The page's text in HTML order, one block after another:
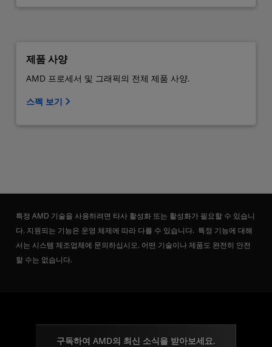
제품 사양
AMD 프로세서 및 그래픽의 전체 제품 사양.
스펙 보기
특정 AMD 기술을 사용하려면 타사 활성화 또는 활성화가 필요할 수 있습니
다. 지원되는 기능은 운영 체제에 따라 다를 수 있습니다. 특정 기능에 대해
서는 시스템 제조업체에 문의하십시오. 어떤 기술이나 제품도 완전히 안전
할 수는 없습니다.
구독하여 AMD의 최신 소식을 받아보세요.